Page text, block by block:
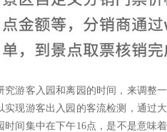
究游客入园和离园的时间，来调整
实现游客出入园的客流检测，通过
时间集中在下午16点，是不是意味